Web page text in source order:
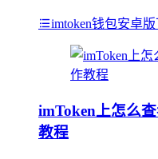
imtoken钱包安卓
imToken上怎么
教程